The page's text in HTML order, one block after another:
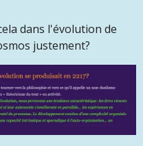
dans l'évolution de
justement?